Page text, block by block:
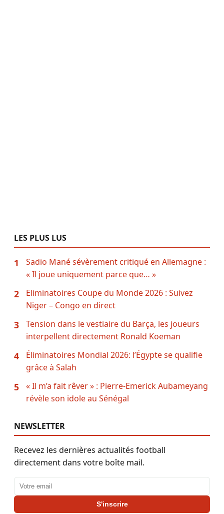
LES PLUS LUS
1
Sadio Mané sévèrement critiqué en Allemagne :
« Il joue uniquement parce que… »
2
Eliminatoires Coupe du Monde 2026 : Suivez
Niger – Congo en direct
3
Tension dans le vestiaire du Barça, les joueurs
interpellent directement Ronald Koeman
4
Éliminatoires Mondial 2026: l’Égypte se qualifie
grâce à Salah
5
« Il m’a fait rêver » : Pierre-Emerick Aubameyang
révèle son idole au Sénégal
NEWSLETTER
Recevez les dernières actualités football
directement dans votre boîte mail.
Adresse email
S'inscrire